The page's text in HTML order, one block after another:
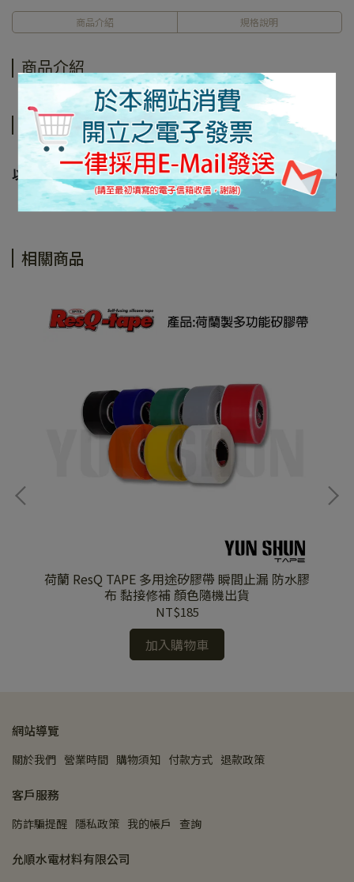
商品介紹 規格說明
商品介紹
規格說明
以上規格資料若有任何錯誤，以原廠規格所公佈資料為準。
相關商品
荷蘭 ResQ TAPE 多用途矽膠帶 瞬間止漏 防水膠
布 黏接修補 顏色隨機出貨
NT$185
加入購物車
網站導覽
關於我們 營業時間 購物須知 付款方式 退款政策
客戶服務
防詐騙提醒 隱私政策 我的帳戶 查詢
允順水電材料有限公司